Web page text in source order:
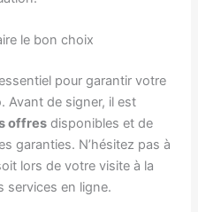
le bon choix
pour garantir votre
Avant de signer, il est
offres disponibles et de
garanties. N’hésitez pas à
lors de votre visite à la
services en ligne.